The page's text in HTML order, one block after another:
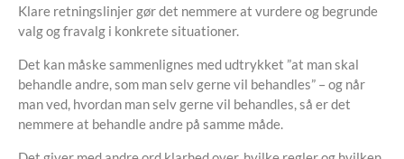
Klare retningslinjer gør det nemmere at vurdere og begrunde
valg og fravalg i konkrete situationer.
Det kan måske sammenlignes med udtrykket ”at man skal
behandle andre, som man selv gerne vil behandles” – og når
man ved, hvordan man selv gerne vil behandles, så er det
nemmere at behandle andre på samme måde.